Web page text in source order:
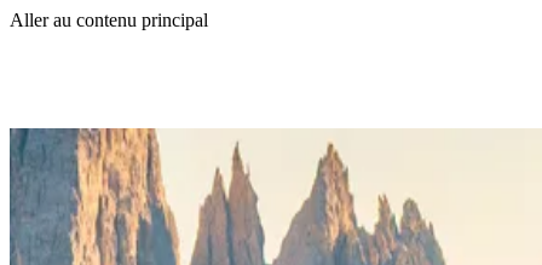
Aller au contenu principal